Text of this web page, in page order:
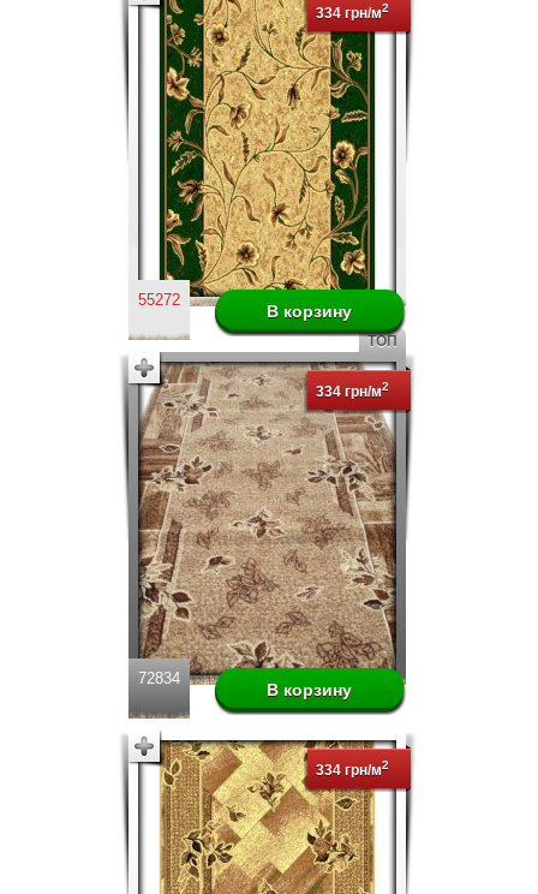
334 грн/м2
55272
ТОП
334 грн/м2
72834
334 грн/м2